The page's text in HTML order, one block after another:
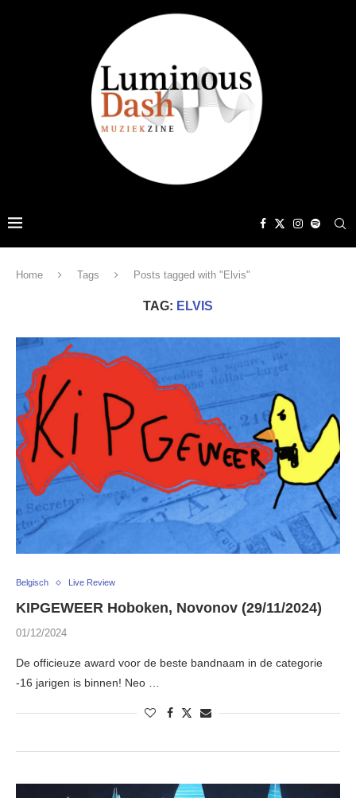
Home Tags Posts tagged with "Elvis"
TAG: ELVIS
Belgisch Live Review
KIPGEWEER Hoboken, Novonov (29/11/2024)
01/12/2024
De officieuze award voor de beste bandnaam in de categorie
-16 jarigen is binnen! Neo …